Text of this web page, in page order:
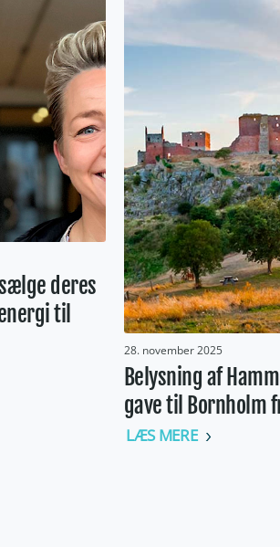
deres
til
28. november 2025
Belysning af
gave til Bornholm
LÆS MERE